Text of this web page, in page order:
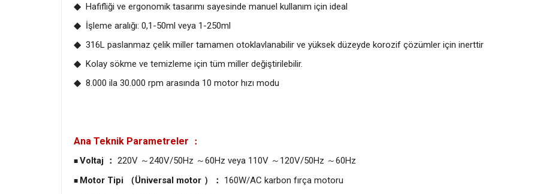
◆ Hafifliği ve ergonomik tasarımı sayesinde manuel kullanım için ideal
◆ İşleme aralığı: 0,1-50ml veya 1-250ml
◆ 316L paslanmaz çelik miller tamamen otoklavlanabilir ve yüksek düzeyde korozif çözümler için inerttir
◆ Kolay sökme ve temizleme için tüm miller değiştirilebilir.
◆ 8.000 ila 30.000 rpm arasında 10 motor hızı modu
Ana Teknik Parametreler ：
■ Voltaj ： 220V ～240V/50Hz ～60Hz veya 110V ～ 120V/50Hz ～60Hz
■ Motor Tipi （Üniversal motor ）： 160W/AC karbon fırça motoru